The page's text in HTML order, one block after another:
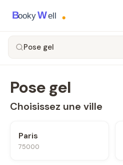
BookyWell
Pose gel
Pose gel
Choisissez une ville
Paris
75000